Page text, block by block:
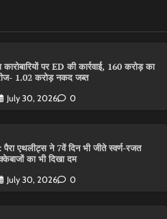
पर ED की कार्रवाई, 160 करोड़ का
1.02 करोड़ नकद जब्त
July 30, 2026 0
एथलीट्स ने 7वें दिन भी जीते स्वर्ण-रजत
का भी दिखा दम
July 30, 2026 0